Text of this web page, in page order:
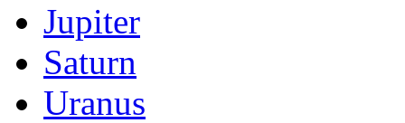
Jupiter
Saturn
Uranus